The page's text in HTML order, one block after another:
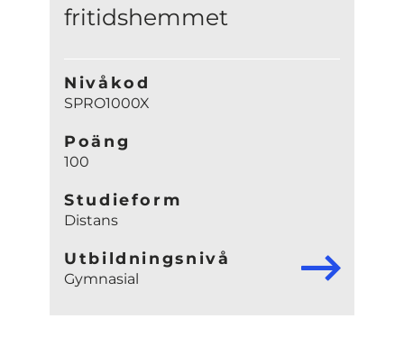
fritidshemmet
Nivåkod
SPRO1000X
Poäng
100
Studieform
Distans
Utbildningsnivå
Gymnasial